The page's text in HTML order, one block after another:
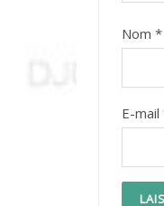
Nom *
E-mail